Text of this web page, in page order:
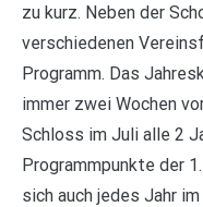
zu kurz. Neben der
verschiedenen
Programm. Das
immer zwei Wochen
Schloss im Juli alle 2
Programmpunkte der
sich auch jedes Jahr